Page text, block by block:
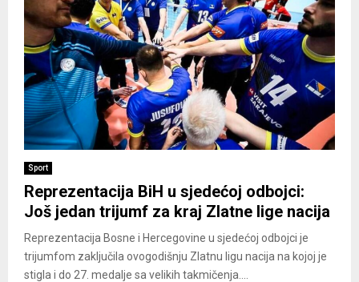
Sport
Reprezentacija BiH u sjedećoj odbojci:
Još jedan trijumf za kraj Zlatne lige nacija
Reprezentacija Bosne i Hercegovine u sjedećoj odbojci je
trijumfom zaključila ovogodišnju Zlatnu ligu nacija na kojoj je
stigla i do 27. medalje sa velikih takmičenja....